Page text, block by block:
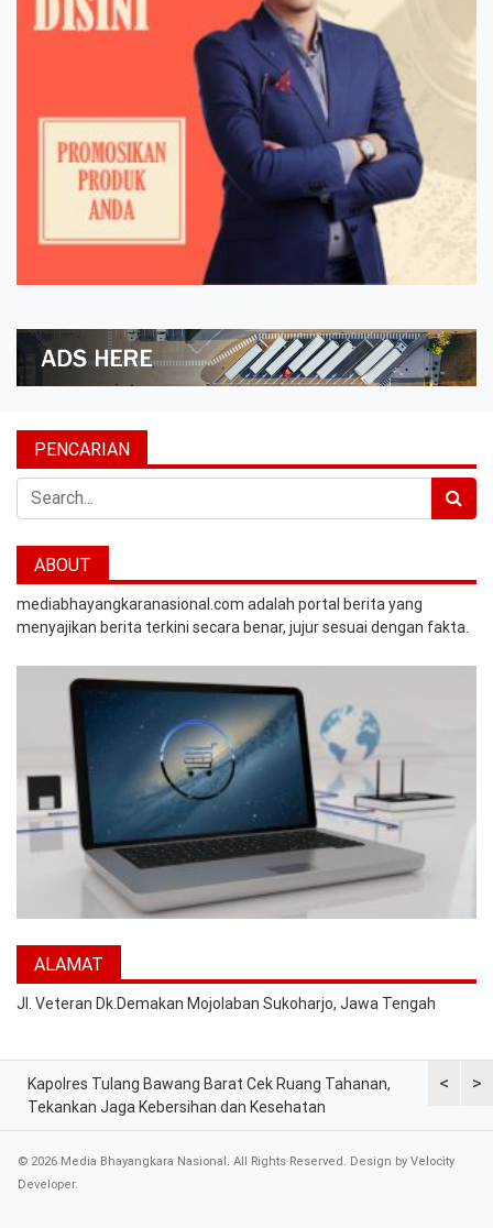
PENCARIAN
Search
ABOUT
mediabhayangkaranasional.com adalah portal berita yang
menyajikan berita terkini secara benar, jujur sesuai dengan fakta.
ALAMAT
Jl. Veteran Dk.Demakan Mojolaban Sukoharjo, Jawa Tengah
<
Kapolres Tulang Bawang Barat Cek Ruang Tahanan,
Tekankan Jaga Kebersihan dan Kesehatan
Kapolres
>
© 2026 Media Bhayangkara Nasional. All Rights Reserved. Design by Velocity
Developer.